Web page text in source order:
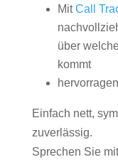
MitCall
über
kommt
Einfach nett,
zuverlässig.
Sprechen Sie